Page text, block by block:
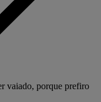
vaiado, porque prefiro